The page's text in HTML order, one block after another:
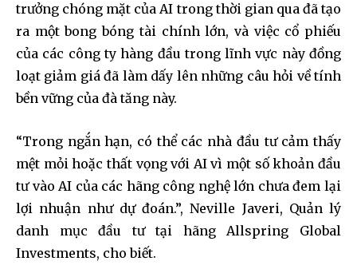
trưởng chóng mặt của AI trong thời gian qua đã tạo
ra một bong bóng tài chính lớn, và việc cổ phiếu
của các công ty hàng đầu trong lĩnh vực này đồng
loạt giảm giá đã làm dấy lên những câu hỏi về tính
bền vững của đà tăng này.
“Trong ngắn hạn, có thể các nhà đầu tư cảm thấy
mệt mỏi hoặc thất vọng với AI vì một số khoản đầu
tư vào AI của các hãng công nghệ lớn chưa đem lại
lợi nhuận như dự đoán.”, Neville Javeri, Quản lý
danh mục đầu tư tại hãng Allspring Global
Investments, cho biết.